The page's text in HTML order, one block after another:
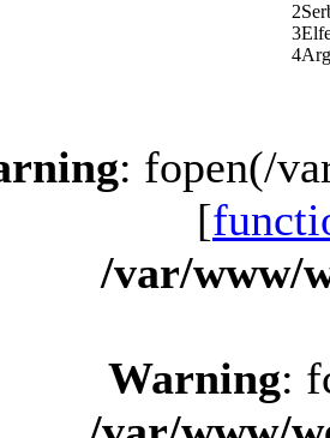
2
3
4
: fopen(/
[
/var/www/
Warning: